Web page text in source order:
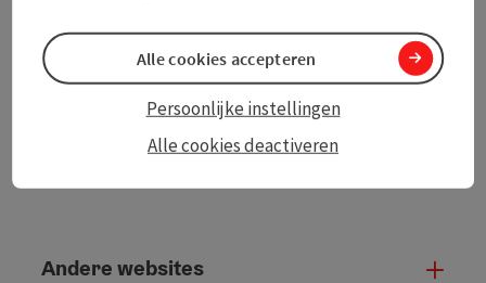
Andere websites
Alle cookies deactiveren
Persoonlijke instellingen
Alle cookies accepteren